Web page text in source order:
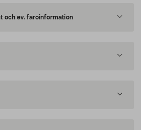
och ev. faroinformation